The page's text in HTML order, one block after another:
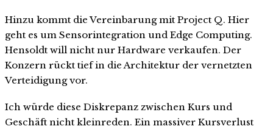
Hinzu kommt die Vereinbarung mit Project Q. Hier
geht es um Sensorintegration und Edge Computing.
Hensoldt will nicht nur Hardware verkaufen. Der
Konzern rückt tief in die Architektur der vernetzten
Verteidigung vor.
Ich würde diese Diskrepanz zwischen Kurs und
Geschäft nicht kleinreden. Ein massiver Kursverlust